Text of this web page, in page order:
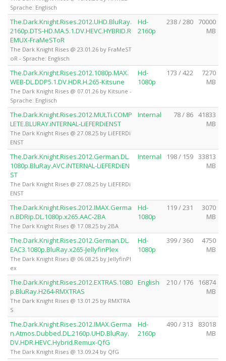
Sprache: Englisch
The.Dark.Knight.Rises.2012.UHD.BluRay.
2160p.DTS-HD.MA.5.1.DV.HEVC.HYBRID.R
EMUX-FraMeSToR
The Dark Knight Rises @ 23.01.26 by FraMeST
oR - Sprache: Englisch
Hd-
2160p
238 / 280
70000
MB
The.Dark.Knight.Rises.2012.1080p.MAX.
WEB-DL.DDP5.1.DV.HDR.H.265-Kitsune
The Dark Knight Rises @ 07.01.26 by Kitsune -
Sprache: Englisch
Hd-
1080p
173 / 422
7270
MB
The.Dark.Knight.Rises.2012.MULTi.COMP
LETE.BLURAY.iNTERNAL-LiEFERDiENST
The Dark Knight Rises @ 27.08.25 by LiEFERDi
ENST
Internal 78 / 86 41833
MB
The.Dark.Knight.Rises.2012.German.DL.
1080p.BluRay.AVC.iNTERNAL-LiEFERDiEN
ST
The Dark Knight Rises @ 27.08.25 by LiEFERDi
ENST
Internal 198 / 159 33813
MB
The.Dark.Knight.Rises.2012.IMAX.Germa
n.BDRip.DL.1080p.x265.AAC-2BA
The Dark Knight Rises @ 17.08.25 by 2BA
Hd-
1080p
119 / 231
3070
MB
The.Dark.Knight.Rises.2012.German.DL.
EAC3.1080p.BluRay.x265-JellyfinPlex
The Dark Knight Rises @ 06.08.25 by JellyfinPl
ex
Hd-
1080p
399 / 360
4750
MB
The.Dark.Knight.Rises.2012.EXTRAS.1080
p.BluRay.H264-RMXTRAS
The Dark Knight Rises @ 13.01.25 by RMXTRA
S
English 210 / 176
16874
MB
The.Dark.Knight.Rises.2012.IMAX.Germa
n.Atmos.Dubbed.DL.2160p.UHD.BluRay.
DV.HDR.HEVC.Hybrid.Remux-QfG
The Dark Knight Rises @ 13.09.24 by QfG
Hd-
2160p
490 / 313
83018
MB